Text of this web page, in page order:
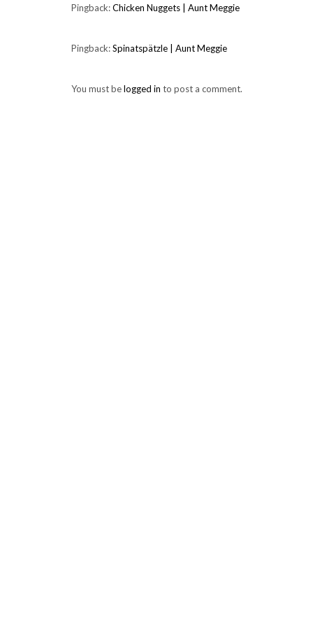
Pingback:Chicken Nuggets | Aunt Meggie
Pingback:Spinatspätzle | Aunt Meggie
You must belogged in to post a comment.